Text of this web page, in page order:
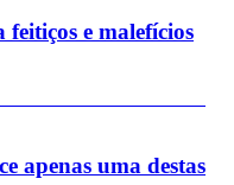
e malefícios
apenas uma destas